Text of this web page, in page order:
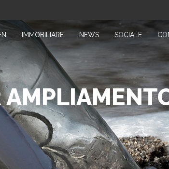
IMMOBILIARE NEWS SOCIALE